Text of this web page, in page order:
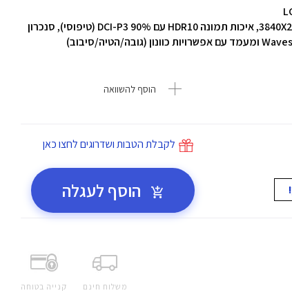
מסך מחשב UltraFine 4K בגודל 31.5 אינץ', רזולוציה 3840X2160, איכות תמונה HDR10 עם DCI-P3 90% (טיפוסי), סנכרון
הוסף להשוואה
לקבלת הטבות ושדרוגים לחצו כאן
הוסף לעגלה
משלוח חינם קנייה בטוחה